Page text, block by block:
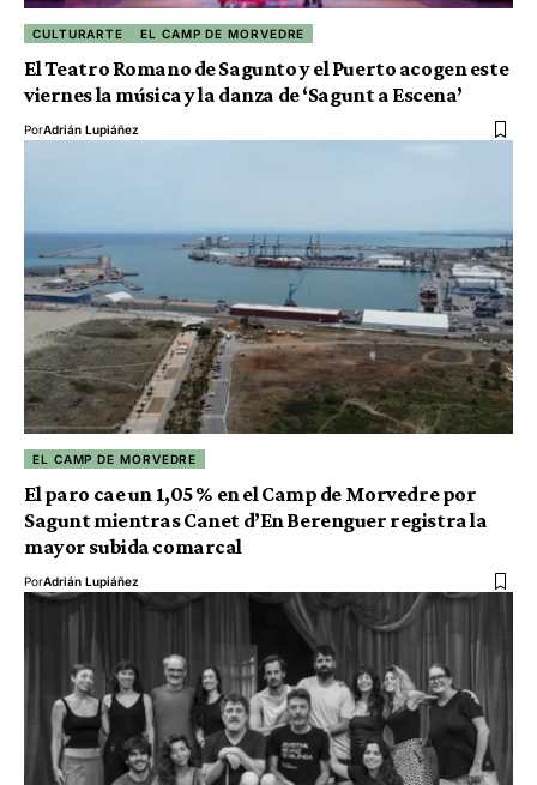
CULTURARTE EL CAMP DE MORVEDRE
El Teatro Romano de Sagunto y el Puerto acogen este
viernes la música y la danza de ‘Sagunt a Escena’
PorAdrián Lupiáñez
EL CAMP DE MORVEDRE
El paro cae un 1,05 % en el Camp de Morvedre por
Sagunt mientras Canet d’En Berenguer registra la
mayor subida comarcal
PorAdrián Lupiáñez